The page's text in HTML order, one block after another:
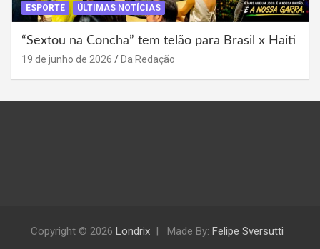
ESPORTE ÚLTIMAS NOTÍCIAS
“Sextou na Concha” tem telão para Brasil x Haiti
19 de junho de 2026 Da Redação
Copyright © 2026 Londrix Made By: Felipe Sversutti